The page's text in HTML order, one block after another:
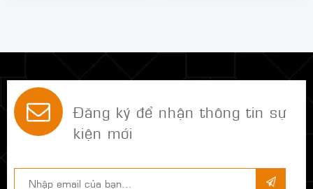
Đăng ký để nhận thông tin sự
kiện mới